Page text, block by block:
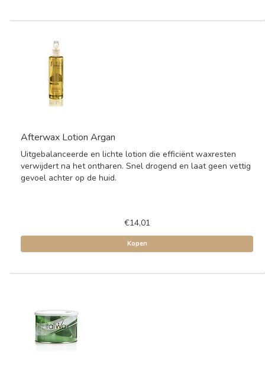
Afterwax Lotion Argan
Uitgebalanceerde en lichte lotion die efficiënt waxresten
verwijdert na het ontharen. Snel drogend en laat geen vettig
gevoel achter op de huid.
€14,01
Kopen